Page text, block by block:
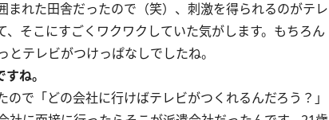
れた田舎だったので（笑）、刺激を得られるのがテレ
そこにすごくワクワクしていた気がします。もちろん
テレビがつけっぱなしでしたね。
ね。
で「どの会社に行けばテレビがつくれるんだろう？」